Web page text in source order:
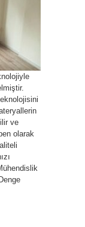
ve
olarak